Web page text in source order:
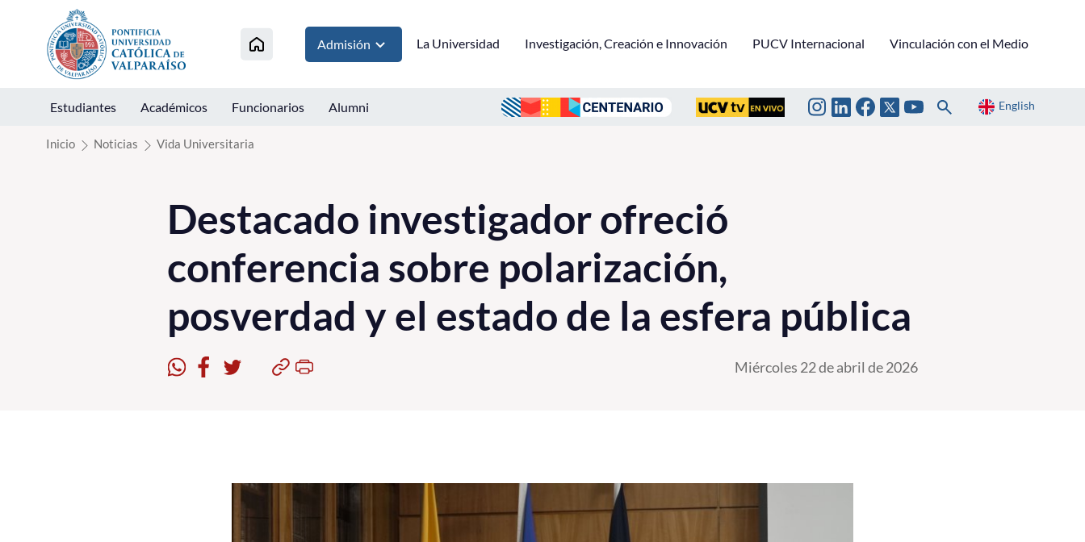
Click acá para ir directamente al contenido
Admisión La Universidad Investigación, Creación e Innovación PUCV Internacional Vinculación con el Medio
Estudiantes Académicos Funcionarios Alumni English
Inicio Noticias Vida Universitaria
Destacado investigador ofreció
conferencia sobre polarización,
posverdad y el estado de la esfera pública
Miércoles 22 de abril de 2026